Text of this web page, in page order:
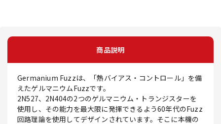
商品説明
Germanium Fuzzは、「熱バイアス・コントロール」を備
えたゲルマニウムFuzzです。
2N527、2N404の2つのゲルマニウム・トランジスターを
使用し、その能力を最大限に発揮できるよう60年代のFuzz
回路理論を使用してデザインされています。そこに本機の